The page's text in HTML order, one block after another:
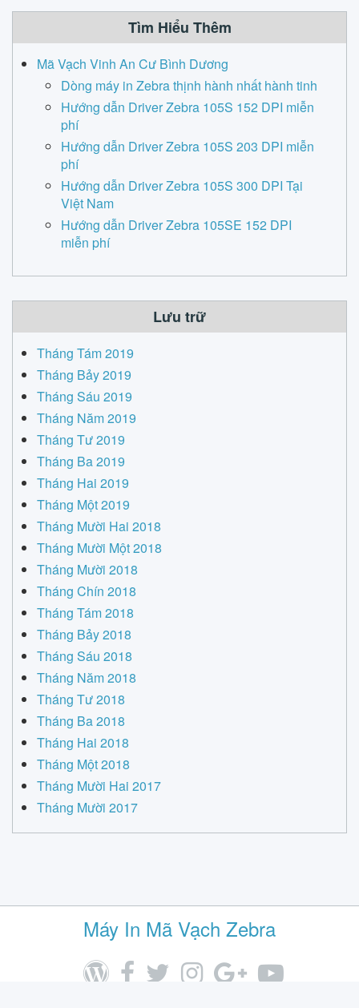
Tìm Hiểu Thêm
Mã Vạch Vinh An Cư Bình Dương
Dòng máy in Zebra thịnh hành nhất hành tinh
Hướng dẫn Driver Zebra 105S 152 DPI miễn
phí
Hướng dẫn Driver Zebra 105S 203 DPI miễn
phí
Hướng dẫn Driver Zebra 105S 300 DPI Tại
Việt Nam
Hướng dẫn Driver Zebra 105SE 152 DPI
miễn phí
Lưu trữ
Tháng Tám 2019
Tháng Bảy 2019
Tháng Sáu 2019
Tháng Năm 2019
Tháng Tư 2019
Tháng Ba 2019
Tháng Hai 2019
Tháng Một 2019
Tháng Mười Hai 2018
Tháng Mười Một 2018
Tháng Mười 2018
Tháng Chín 2018
Tháng Tám 2018
Tháng Bảy 2018
Tháng Sáu 2018
Tháng Năm 2018
Tháng Tư 2018
Tháng Ba 2018
Tháng Hai 2018
Tháng Một 2018
Tháng Mười Hai 2017
Tháng Mười 2017
Máy In Mã Vạch Zebra